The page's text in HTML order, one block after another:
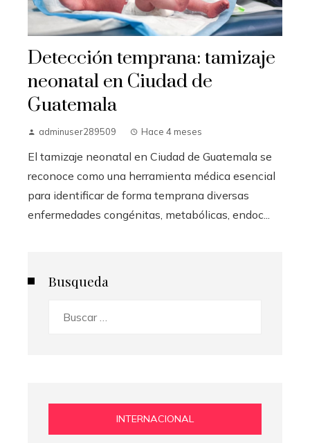
Detección temprana: tamizaje
neonatal en Ciudad de
Guatemala
adminuser289509 Hace 4 meses
El tamizaje neonatal en Ciudad de Guatemala se
reconoce como una herramienta médica esencial
para identificar de forma temprana diversas
enfermedades congénitas, metabólicas, endoc...
Busqueda
INTERNACIONAL